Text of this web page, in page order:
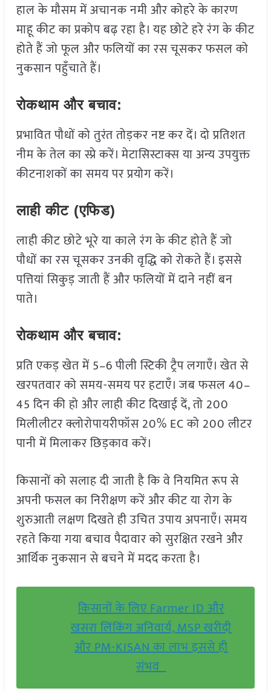
हाल के मौसम में अचानक नमी और कोहरे के कारण
माहू कीट का प्रकोप बढ़ रहा है। यह छोटे हरे रंग के कीट
होते हैं जो फूल और फलियों का रस चूसकर फसल को
नुकसान पहुँचाते हैं।
रोकथाम और बचाव:
प्रभावित पौधों को तुरंत तोड़कर नष्ट कर दें। दो प्रतिशत
नीम के तेल का स्प्रे करें। मेटासिस्टाक्स या अन्य उपयुक्त
कीटनाशकों का समय पर प्रयोग करें।
लाही कीट (एफिड)
लाही कीट छोटे भूरे या काले रंग के कीट होते हैं जो
पौधों का रस चूसकर उनकी वृद्धि को रोकते हैं। इससे
पत्तियां सिकुड़ जाती हैं और फलियों में दाने नहीं बन
पाते।
रोकथाम और बचाव:
प्रति एकड़ खेत में 5–6 पीली स्टिकी ट्रैप लगाएँ। खेत से
खरपतवार को समय-समय पर हटाएँ। जब फसल 40–
45 दिन की हो और लाही कीट दिखाई दें, तो 200
मिलीलीटर क्लोरोपायरीफॉस 20% EC को 200 लीटर
पानी में मिलाकर छिड़काव करें।
किसानों को सलाह दी जाती है कि वे नियमित रूप से
अपनी फसल का निरीक्षण करें और कीट या रोग के
शुरुआती लक्षण दिखते ही उचित उपाय अपनाएँ। समय
रहते किया गया बचाव पैदावार को सुरक्षित रखने और
आर्थिक नुकसान से बचने में मदद करता है।
किसानों के लिए Farmer ID और
खसरा लिंकिंग अनिवार्य, MSP खरीदी
और PM-KISAN का लाभ इससे ही
संभव